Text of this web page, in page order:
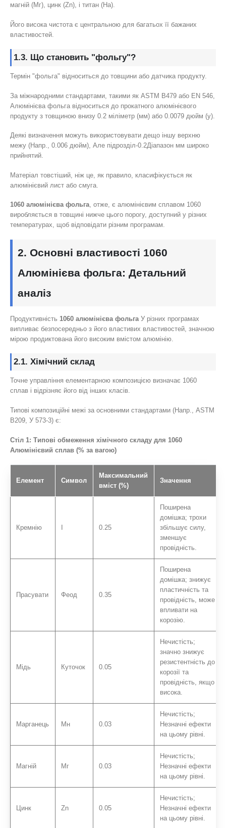
магній (Мг), цинк (Zn), і титан (На).
Його висока чистота є центральною для багатьох її бажаних
властивостей.
1.3. Що становить "фольгу"?
Термін "фольга" відноситься до товщини або датчика продукту.
За міжнародними стандартами, такими як ASTM B479 або EN 546,
Алюмінієва фольга відноситься до прокатного алюмінієвого
продукту з товщиною внизу 0.2 міліметр (мм) або 0.0079 дюйм (у).
Деякі визначення можуть використовувати дещо іншу верхню
межу (Напр., 0.006 дюйм), Але підрозділ-0.2Діапазон мм широко
прийнятий.
Матеріал товстіший, ніж це, як правило, класифікується як
алюмінієвий лист або смуга.
1060 алюмінієва фольга, отже, є алюмінієвим сплавом 1060
виробляється в товщині нижче цього порогу, доступний у різних
температурах, щоб відповідати різним програмам.
2. Основні властивості 1060
Алюмінієва фольга: Детальний
аналіз
Продуктивність 1060 алюмінієва фольга У різних програмах
випливає безпосередньо з його властивих властивостей, значною
мірою продиктована його високим вмістом алюмінію.
2.1. Хімічний склад
Точне управління елементарною композицією визначає 1060
сплав і відрізняє його від інших класів.
Типові композиційні межі за основними стандартами (Напр., ASTM
B209, У 573-3) є:
Стіл 1: Типові обмеження хімічного складу для 1060
Алюмінієвий сплав (% за вагою)
Елемент Символ
Максимальний
вміст (%)
Значення
Кремнію 0.25
Поширена
домішка; трохи
збільшує силу,
зменшує
провідність.
Прасувати Феод 0.35
Поширена
домішка; знижує
пластичність та
провідність, може
впливати на
корозію.
Мідь Куточок 0.05
Нечистість;
значно знижує
резистентність до
корозії та
провідність, якщо
висока.
Марганець Мн 0.03
Нечистість;
Незначні ефекти
на цьому рівні.
Магній Мг 0.03
Нечистість;
Незначні ефекти
на цьому рівні.
Цинк Zn 0.05
Нечистість;
Незначні ефекти
на цьому рівні.